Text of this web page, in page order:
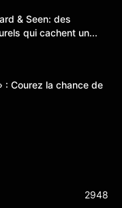
& Seen: des
qui cachent un...
: Courez la chance de
2948